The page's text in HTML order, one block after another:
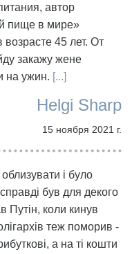
автор
пище в мире»
45 лет. От
закажу жене
на ужин. [...]
Helgi Sharp
15 ноября 2021 г.
і було
був для декого
Путін, коли кинув
теж поморив -
а на ті кошти